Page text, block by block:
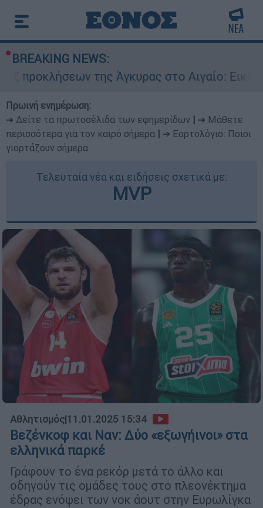
BREAKING NEWS:
της Άγκυρας στο Αιγαίο: Εικονική
Πρωινή ενημέρωση:
➔ Δείτε τα πρωτοσέλιδα των εφημερίδων
➔ Μάθετε
περισσότερα για τον καιρό σήμερα
➔ Εορτολόγιο: Ποιοι
γιορτάζουν σήμερα
Τελευταία νέα και ειδήσεις σχετικά με:
MVP
Αθλητισμός|11.01.2025 15:34
Βεζένκοφ και Ναν: Δύο «εξωγήινοι» στα
ελληνικά παρκέ
Γράφουν το ένα ρεκόρ μετά το άλλο και
οδηγούν τις ομάδες τους στο πλεονέκτημα
έδρας ενόψει των νοκ άουτ στην Ευρωλίγκα